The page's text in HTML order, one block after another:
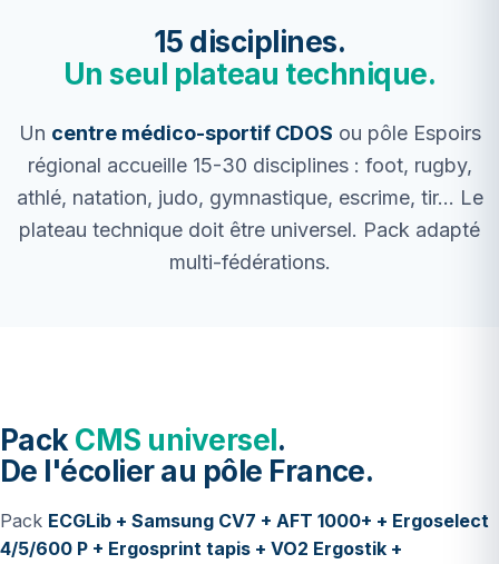
15 disciplines.
Un seul plateau technique.
Un centre médico-sportif CDOS ou pôle Espoirs
régional accueille 15-30 disciplines : foot, rugby,
athlé, natation, judo, gymnastique, escrime, tir... Le
plateau technique doit être universel. Pack adapté
multi-fédérations.
Pack CMS universel.
De l'écolier au pôle France.
Pack ECGLib + Samsung CV7 + AFT 1000+ + Ergoselect
4/5/600 P + Ergosprint tapis + VO2 Ergostik +